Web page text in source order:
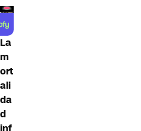
La
m
ort
ali
da
d